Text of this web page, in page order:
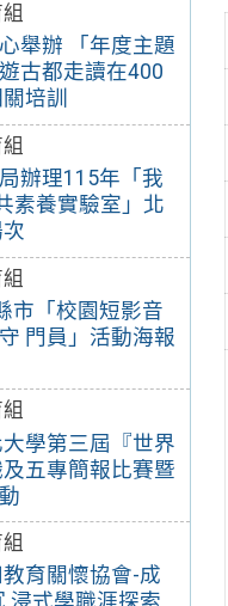
舉辦 「年度主題
古都走讀在400
培訓
辦理115年「我
素養實驗室」北
市「校園短影音
門員」活動海報
學第三屆『世界
五專簡報比賽暨
教育關懷協會-成